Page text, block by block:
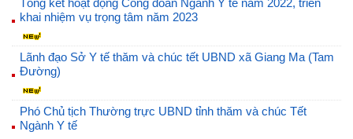
Tổng kết hoạt động Công đoàn Ngành Y tế năm 2022, triển
khai nhiệm vụ trọng tâm năm 2023
Lãnh đạo Sở Y tế thăm và chúc tết UBND xã Giang Ma (Tam
Đường)
Phó Chủ tịch Thường trực UBND tỉnh thăm và chúc Tết
Ngành Y tế